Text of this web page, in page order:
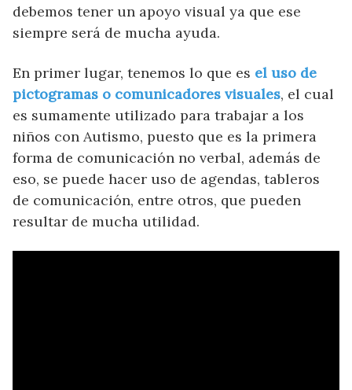
debemos tener un apoyo visual ya que ese
siempre será de mucha ayuda.
En primer lugar, tenemos lo que es el uso de
pictogramas o comunicadores visuales, el cual
es sumamente utilizado para trabajar a los
niños con Autismo, puesto que es la primera
forma de comunicación no verbal, además de
eso, se puede hacer uso de agendas, tableros
de comunicación, entre otros, que pueden
resultar de mucha utilidad.
ayuda?
CERRAR